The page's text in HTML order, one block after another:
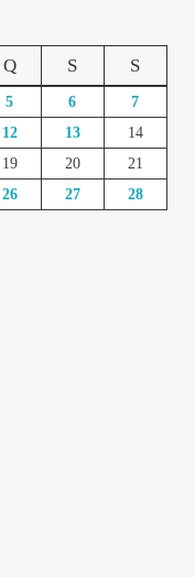
Q S S
5 6
7
12 13
14
19 20
21
26 27 28